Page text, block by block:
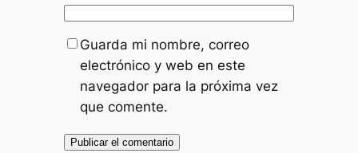
Guarda mi nombre, correo
electrónico y web en este
navegador para la próxima vez
que comente.